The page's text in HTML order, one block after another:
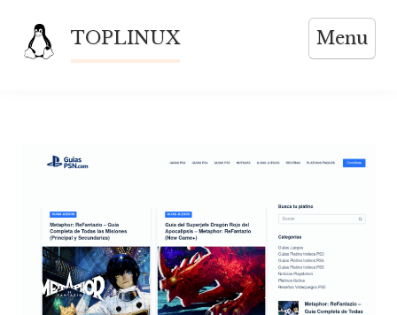
content
TOPLINUX Menu